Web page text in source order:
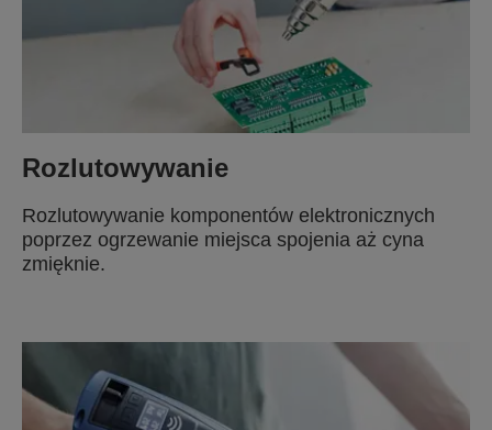
Rozlutowywanie
Rozlutowywanie komponentów elektronicznych
poprzez ogrzewanie miejsca spojenia aż cyna
zmięknie.